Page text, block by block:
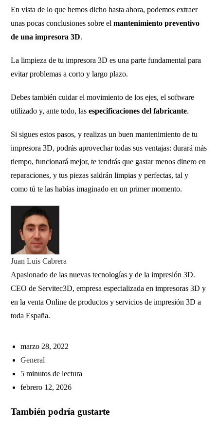
En vista de lo que hemos dicho hasta ahora, podemos extraer
unas pocas conclusiones sobre elmantenimiento preventivo
de una impresora 3D.
La limpieza de tu impresora 3D es una parte fundamental para
evitar problemas a corto y largo plazo.
Debes también cuidar el movimiento de los ejes, el software
utilizado y, ante todo, lasespecificaciones del fabricante.
Si sigues estos pasos, y realizas un buen mantenimiento de tu
impresora 3D, podrás aprovechar todas sus ventajas: durará más
tiempo, funcionará mejor, te tendrás que gastar menos dinero en
reparaciones, y tus piezas saldrán limpias y perfectas, tal y
como tú te las habías imaginado en un primer momento.
Juan Luis Cabrera
Apasionado de las nuevas tecnologías y de la impresión 3D.
CEO de Servitec3D, empresa especializada en impresoras 3D y
en la venta Online de productos y servicios de impresión 3D a
toda España.
marzo 28, 2022
General
5 minutos de lectura
febrero 12, 2026
También podría gustarte